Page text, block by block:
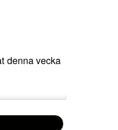
denna vecka